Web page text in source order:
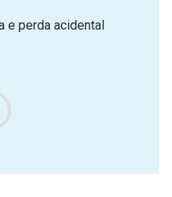
e perda acidental